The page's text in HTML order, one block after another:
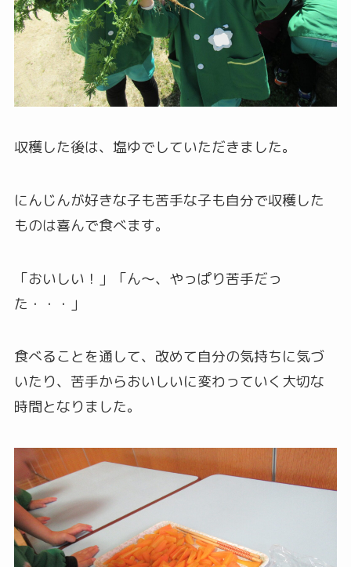
収穫した後は、塩ゆでしていただきました。
にんじんが好きな子も苦手な子も自分で収穫した
ものは喜んで食べます。
「おいしい！」「ん～、やっぱり苦手だっ
た・・・」
食べることを通して、改めて自分の気持ちに気づ
いたり、苦手からおいしいに変わっていく大切な
時間となりました。